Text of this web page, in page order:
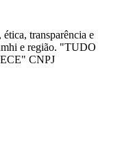
transparência e
e região. "TUDO
CNPJ